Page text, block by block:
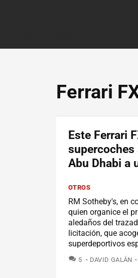
Ferrari
Este Ferrari
supercoches
Abu Dhabi a
OTROS
RM Sotheby's, en
quien organice el
aledaños del
licitación, que
superdeportivos
5 COMENTARIOS
DAVID GALÁN